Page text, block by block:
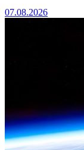
07.08.2026